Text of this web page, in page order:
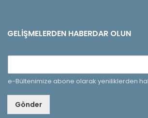
GELIŞMELERDEN HABERDAR OLUN
e-Bültenimize abone olarak yeniliklerden
Gönder